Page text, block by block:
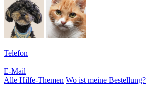
Telefon
E-Mail
Alle Hilfe-Themen Wo ist meine Bestellung?